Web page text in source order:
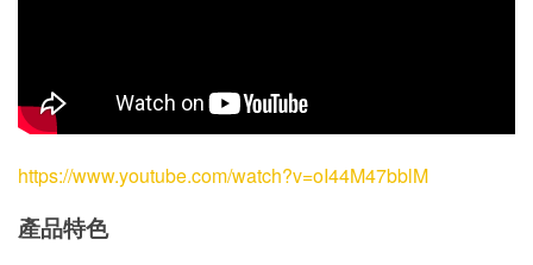
https://www.youtube.com/watch?v=oI44M47bblM
產品特色